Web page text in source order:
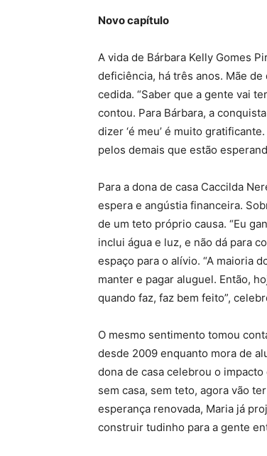
Novo capítulo
A vida de Bárbara Kelly Gomes
deficiência, há três anos. Mãe
cedida. “Saber que a gente vai
contou. Para Bárbara, a
dizer ‘é meu’ é muito
pelos demais que estão
Para a dona de casa Caccilda
espera e angústia financeira.
de um teto próprio causa. “Eu
inclui água e luz, e não dá para
espaço para o alívio. “A maioria
manter e pagar aluguel. Então,
quando faz, faz bem feito”,
O mesmo sentimento tomou
desde 2009 enquanto mora de
dona de casa celebrou o
sem casa, sem teto, agora vão
esperança renovada, Maria já
construir tudinho para a gente